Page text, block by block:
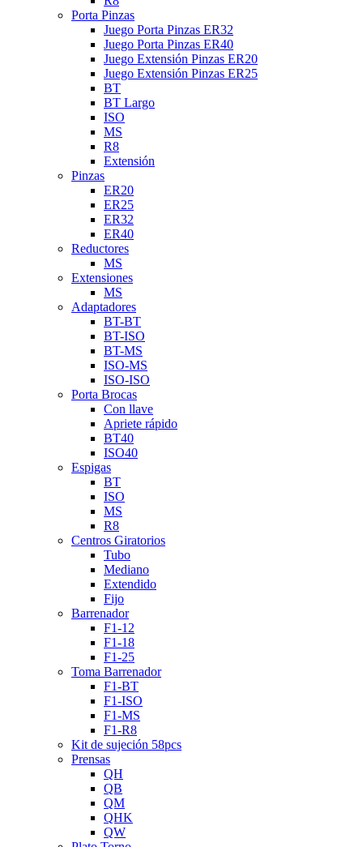
Porta Pinzas
Juego Porta Pinzas ER32
Juego Porta Pinzas ER40
Juego Extensión Pinzas ER20
Juego Extensión Pinzas ER25
BT
BT Largo
ISO
MS
R8
Extensión
Pinzas
ER20
ER25
ER32
ER40
Reductores
MS
Extensiones
MS
Adaptadores
BT-BT
BT-ISO
BT-MS
ISO-MS
ISO-ISO
Porta Brocas
Con llave
Apriete rápido
BT40
ISO40
Espigas
BT
ISO
MS
R8
Centros Giratorios
Tubo
Mediano
Extendido
Fijo
Barrenador
F1-12
F1-18
F1-25
Toma Barrenador
F1-BT
F1-ISO
F1-MS
F1-R8
Kit de sujeción 58pcs
Prensas
QH
QB
QM
QHK
QW